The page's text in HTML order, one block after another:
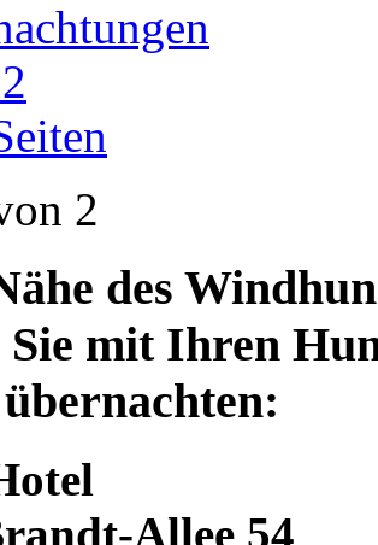
2
des
Sie mit Ihren
Allee 54